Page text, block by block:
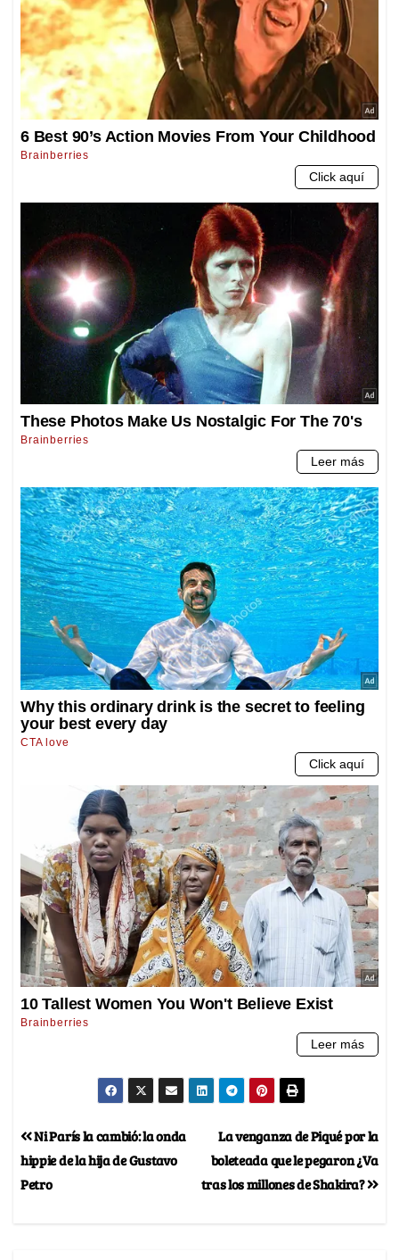
La venganza de Piqué por la
boleteada que le pegaron ¿Va
tras los millones de Shakira?
Ni París la cambió: la onda
hippie de la hija de Gustavo
Petro